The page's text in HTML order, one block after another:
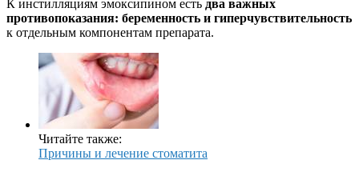
К инстилляциям эмоксипином есть два важных
противопоказания: беременность и гиперчувствительность
к отдельным компонентам препарата.
Читайте также:
Причины и лечение стоматита